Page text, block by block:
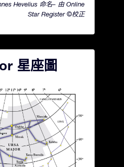
Hevelius 命名– 由 Online
Star Register ©校正
星座圖